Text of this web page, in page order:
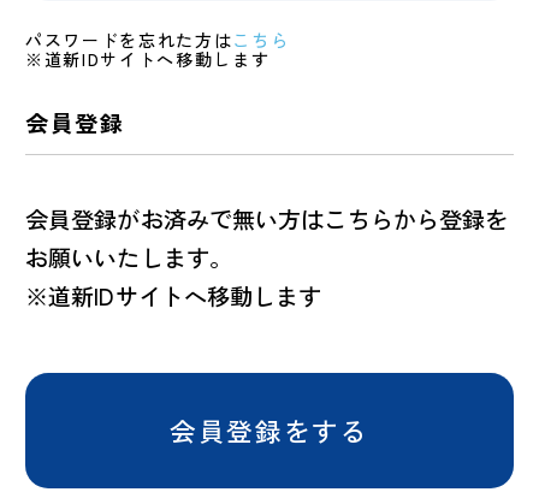
パスワードを忘れた方はこちら
※道新IDサイトへ移動します
会員登録
会員登録がお済みで無い方はこちらから登録を
お願いいたします。
※道新IDサイトへ移動します
会員登録をする